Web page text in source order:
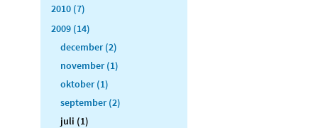
2010 (7)
2009 (14)
december (2)
november (1)
oktober (1)
september (2)
juli (1)